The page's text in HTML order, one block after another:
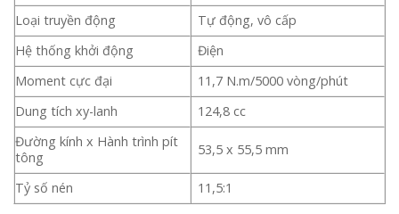
Loại truyền động
Tự động, vô cấp
Hệ thống khởi động
Điện
Moment cực đại
11,7 N.m/5000 vòng/phút
Dung tích xy-lanh
124,8 cc
Đường kính x Hành trình pít
tông
53,5 x 55,5 mm
Tỷ số nén 11,5:1